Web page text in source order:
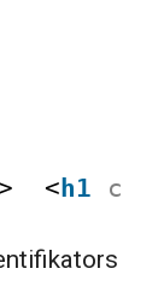
>  < h1